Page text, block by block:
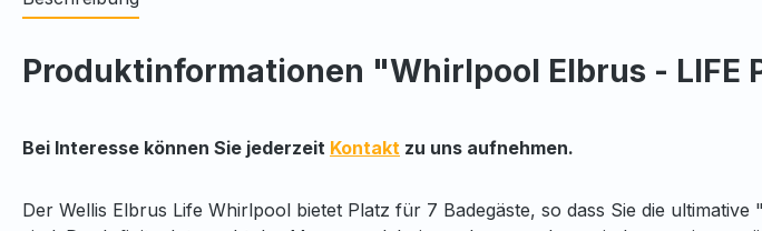
Produktinformationen "Whirlpool Elbrus - LIFE
Bei Interesse können Sie jederzeit Kontakt zu uns aufnehmen.
Der Wellis Elbrus Life Whirlpool bietet Platz für 7 Badegäste, so dass Sie die